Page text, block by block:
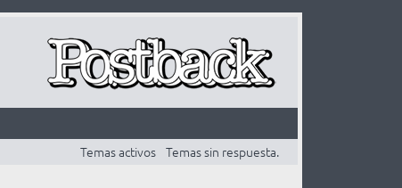
Temas activos Temas sin respuesta.